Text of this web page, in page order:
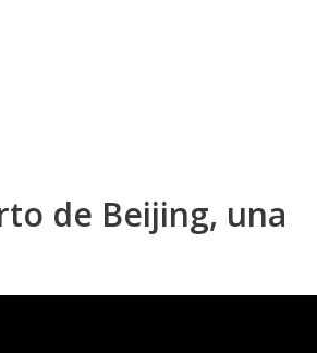
de Beijing, una